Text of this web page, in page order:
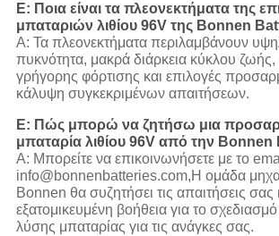
Ε: Ποια είναι τα πλεονεκτήματα της
μπαταριών λιθίου 96V της Bonnen
Α: Τα πλεονεκτήματα περιλαμβάνουν
πυκνότητα, μακρά διάρκεια κύκλου ζωής,
γρήγορης φόρτισης και επιλογές
κάλυψη συγκεκριμένων απαιτήσεων.
Ε: Πώς μπορώ να ζητήσω μια
μπαταρία λιθίου 96V από την Bonnen
Α: Μπορείτε να επικοινωνήσετε με το
info@bonnenbatteries.com,Η ομάδα
Bonnen θα συζητήσει τις απαιτήσεις σας
εξατομικευμένη βοήθεια για το σχεδιασμό
λύσης μπαταρίας για τις ανάγκες σας.